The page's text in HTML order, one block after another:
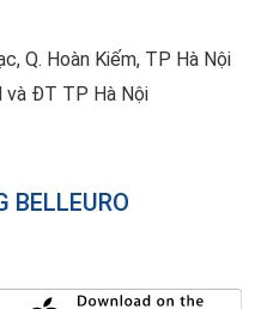
Q. Hoàn Kiếm, TP Hà Nội
và ĐT TP Hà Nội
BELLEURO